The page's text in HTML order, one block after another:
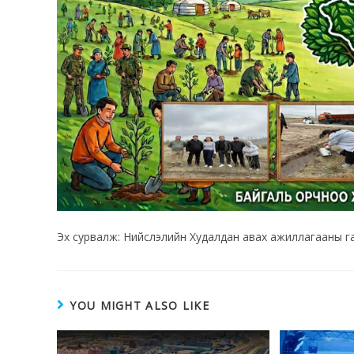
Эх сурвалж: Нийслэлийн Худалдан авах ажиллагааны
YOU MIGHT ALSO LIKE